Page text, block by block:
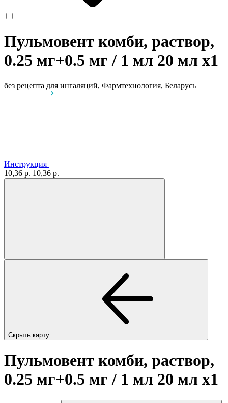
Пульмовент комби, раствор,
0.25 мг+0.5 мг / 1 мл 20 мл x1
без рецепта для ингаляций, Фармтехнология, Беларусь
Инструкция
10,36 р. 10,36 р.
Скрыть карту
Пульмовент комби, раствор,
0.25 мг+0.5 мг / 1 мл 20 мл x1